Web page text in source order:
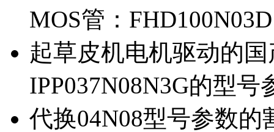
MOS管：
起草皮机电机驱动的
IPP037N08N3G的型号
代换04N08型号参数